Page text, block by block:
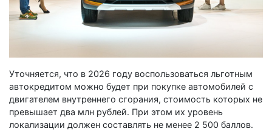
Уточняется, что в 2026 году воспользоваться льготным
автокредитом можно будет при покупке автомобилей с
двигателем внутреннего сгорания, стоимость которых не
превышает два млн рублей. При этом их уровень
локализации должен составлять не менее 2 500 баллов.